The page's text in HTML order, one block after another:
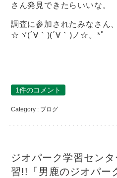
さん発見できたらいいな。
調査に参加されたみなさん
☆ヾ(´∀｀)(´∀｀)ノ☆。*ﾟ
1件のコメント
Category : ブログ
ジオパーク学習セン
習!!「男鹿のジオパー